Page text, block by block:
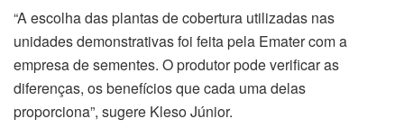
“A escolha das plantas de cobertura utilizadas nas
unidades demonstrativas foi feita pela Emater com a
empresa de sementes. O produtor pode verificar as
diferenças, os benefícios que cada uma delas
proporciona”, sugere Kleso Júnior.